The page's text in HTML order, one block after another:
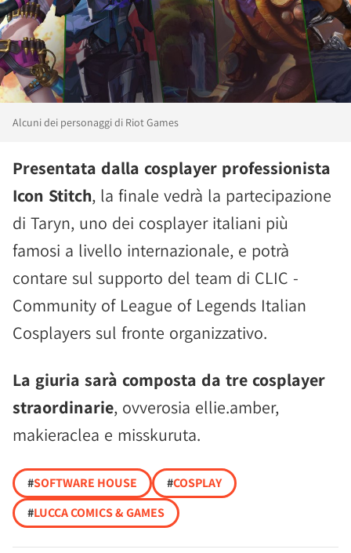
Alcuni dei personaggi di Riot Games
Presentata dalla cosplayer professionista
Icon Stitch, la finale vedrà la partecipazione
di Taryn, uno dei cosplayer italiani più
famosi a livello internazionale, e potrà
contare sul supporto del team di CLIC -
Community of League of Legends Italian
Cosplayers sul fronte organizzativo.
La giuria sarà composta da tre cosplayer
straordinarie, ovverosia ellie.amber,
makieraclea e misskuruta.
#SOFTWARE HOUSE #COSPLAY
#LUCCA COMICS & GAMES